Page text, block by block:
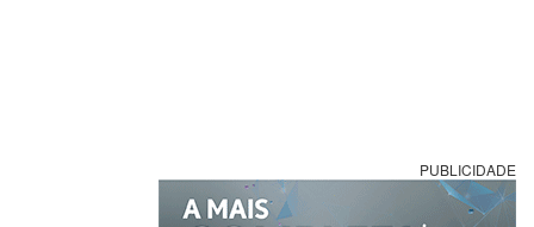
PUBLICIDADE